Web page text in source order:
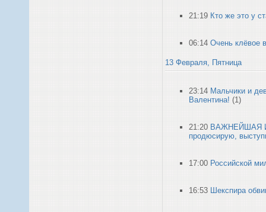
21:19 Кто же это у
06:14 Очень клёвое
13 Февраля, Пятница
23:14 Мальчики и
Валентина! (1)
21:20 ВАЖНЕЙШАЯ
продюсирую,
17:00 Российской
16:53 Шекспира